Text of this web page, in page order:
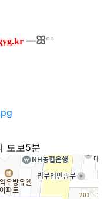
┈ꕤ°°
도보5분